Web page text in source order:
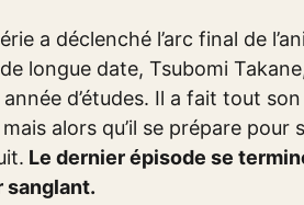
a déclenché l’arc final de
longue date, Tsubomi
d’études. Il a fait tout
mais alors qu’il se prépare
Le dernier épisode se
sanglant.